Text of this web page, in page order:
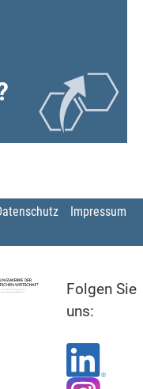
Impressum
Folgen Sie
uns: